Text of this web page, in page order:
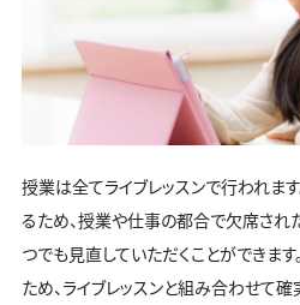
授業は全てライブレッスンで行われま
るため、授業や仕事の都合で欠席され
つでも見直していただくことができま
ため、ライブレッスンと組み合わせて